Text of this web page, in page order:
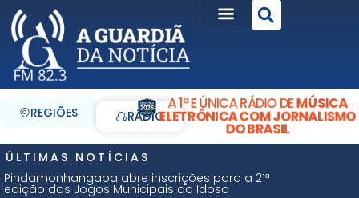
REGIÕES RÁDIO
A 1ª E ÚNICA RÁDIO DEMÚSICA
ELETRÔNICA COM JORNALISMO
DO BRASIL
ÚLTIMAS NOTÍCIAS
Pindamonhangaba abre inscrições para a 21ª
edição dos Jogos Municipais do Idoso